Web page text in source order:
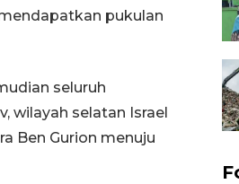
pukulan
seluruh
wilayah selatan Israel
Ben Gurion menuju